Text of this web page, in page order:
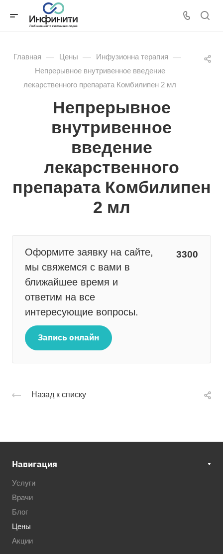
Главная — Цены — Инфузионна терапия —
Непрерывное внутривенное введение
лекарственного препарата Комбилипен 2 мл
Непрерывное
внутривенное
введение
лекарственного
препарата Комбилипен
2 мл
Оформите заявку на сайте,
мы свяжемся с вами в
ближайшее время и
ответим на все
интересующие вопросы.
3300
Запись онлайн
Назад к списку
Навигация
Услуги
Врачи
Блог
Цены
Акции